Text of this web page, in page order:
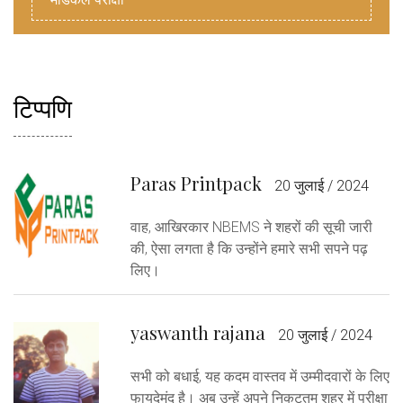
टिप्पणि
Paras Printpack 20 जुलाई / 2024
वाह, आखिरकार NBEMS ने शहरों की सूची जारी
की, ऐसा लगता है कि उन्होंने हमारे सभी सपने पढ़
लिए।
yaswanth rajana 20 जुलाई / 2024
सभी को बधाई, यह कदम वास्तव में उम्मीदवारों के लिए
फायदेमंद है। अब उन्हें अपने निकटतम शहर में परीक्षा